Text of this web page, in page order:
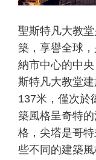
聖斯特凡大教
築，享譽全球
納市中心的中
斯特凡大教堂
137米，僅次於
築風格呈奇特
格，尖塔是哥
些不同的建築